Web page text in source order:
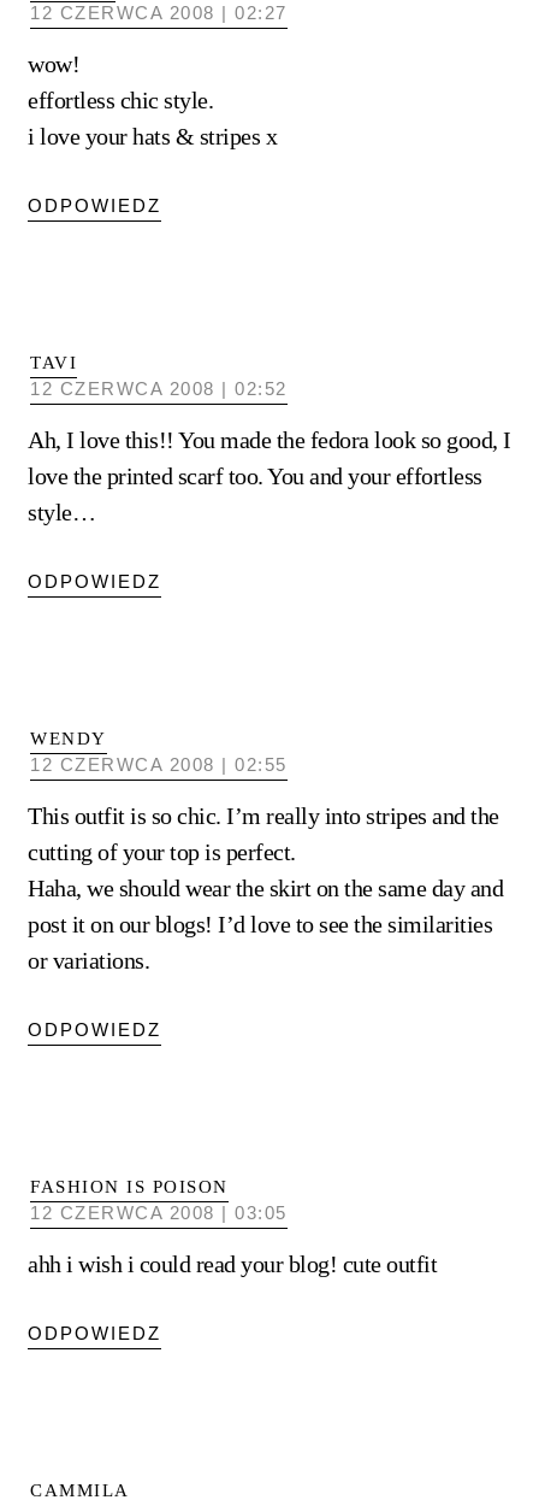
12 CZERWCA 2008 | 02:27
wow!
effortless chic style.
i love your hats & stripes x
ODPOWIEDZ
TAVI
12 CZERWCA 2008 | 02:52
Ah, I love this!! You made the fedora look so good, I
love the printed scarf too. You and your effortless
style…
ODPOWIEDZ
WENDY
12 CZERWCA 2008 | 02:55
This outfit is so chic. I’m really into stripes and the
cutting of your top is perfect.
Haha, we should wear the skirt on the same day and
post it on our blogs! I’d love to see the similarities
or variations.
ODPOWIEDZ
FASHION IS POISON
12 CZERWCA 2008 | 03:05
ahh i wish i could read your blog! cute outfit
ODPOWIEDZ
CAMMILA